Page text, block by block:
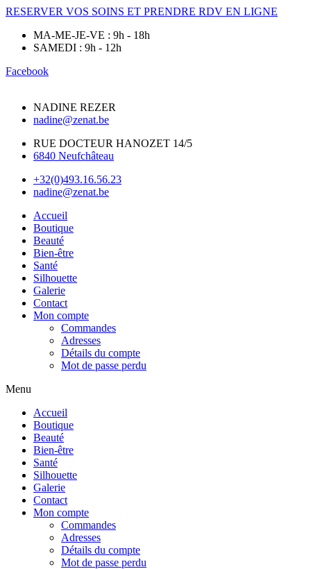
RESERVER VOS SOINS ET PRENDRE RDV EN LIGNE
MA-ME-JE-VE : 9h - 18h
SAMEDI : 9h - 12h
Facebook
NADINE REZER
nadine@zenat.be
RUE DOCTEUR HANOZET 14/5
6840 Neufchâteau
+32(0)493.16.56.23
nadine@zenat.be
Accueil
Boutique
Beauté
Bien-être
Santé
Silhouette
Galerie
Contact
Mon compte
Commandes
Adresses
Détails du compte
Mot de passe perdu
Menu
Accueil
Boutique
Beauté
Bien-être
Santé
Silhouette
Galerie
Contact
Mon compte
Commandes
Adresses
Détails du compte
Mot de passe perdu